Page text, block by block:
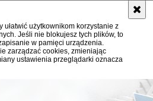
użytkownikom korzystanie z
Jeśli nie blokujesz tych plików, to
w pamięci urządzenia.
zarządzać cookies, zmieniając
ustawienia przeglądarki oznacza